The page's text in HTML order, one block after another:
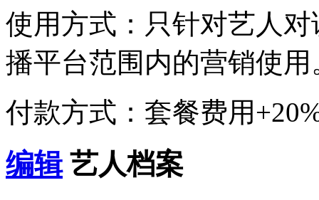
使用方式：只针对艺人
播平台范围内的营销使用
付款方式：套餐费用
编辑 艺人档案